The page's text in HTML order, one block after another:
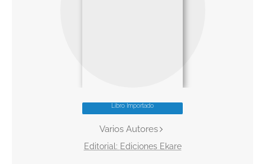
Libro Importado
Varios Autores
Ediciones Ekare